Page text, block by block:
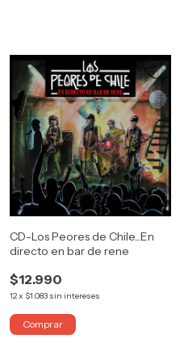
CD-Los Peores de Chile...En
directo en bar de rene
$12.990
12x $1.083 sin intereses